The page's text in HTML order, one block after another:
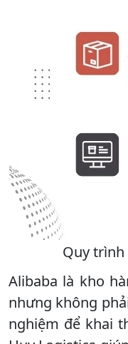
Quy trình
Alibaba là kho
nhưng không
nghiệm để khai